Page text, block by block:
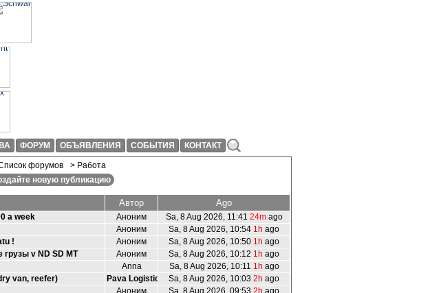
ФОРУМ ОБЪЯВЛЕНИЯ СОБЫТИЯ КОНТАКТ
форумов
> Работа
новую публикацию
Автор Ago
a week Аноним Sa, 8 Aug 2026, 11:41 24mago
Аноним Sa, 8 Aug 2026, 10:54 1h ago
! Аноним Sa, 8 Aug 2026, 10:50 1h ago
v ND SD MT Аноним Sa, 8 Aug 2026, 10:12 1h ago
Anna Sa, 8 Aug 2026, 10:11 1h ago
van, reefer) Pava Logistic.. Sa, 8 Aug 2026, 10:03 2h ago
Аноним Sa, 8 Aug 2026, 09:53 2h ago